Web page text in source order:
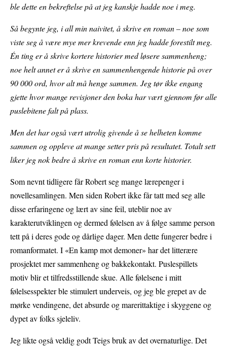
ble dette en bekreftelse på at jeg kanskje hadde noe i meg.
Så begynte jeg, i all min naivitet, å skrive en roman – noe som
viste seg å være mye mer krevende enn jeg hadde forestilt meg.
Én ting er å skrive kortere historier med løsere sammenheng;
noe helt annet er å skrive en sammenhengende historie på over
90 000 ord, hvor alt må henge sammen. Jeg tør ikke engang
gjette hvor mange revisjoner den boka har vært gjennom før alle
puslebitene falt på plass.
Men det har også vært utrolig givende å se helheten komme
sammen og oppleve at mange setter pris på resultatet. Totalt sett
liker jeg nok bedre å skrive en roman enn korte historier.
Som nevnt tidligere får Robert seg mange lærepenger i
novellesamlingen. Men siden Robert ikke får tatt med seg alle
disse erfaringene og lært av sine feil, uteblir noe av
karakterutviklingen og dermed følelsen av å følge samme person
tett på i deres gode og dårlige dager. Men dette fungerer bedre i
romanformatet. I «En kamp mot demoner» har det litterære
prosjektet mer sammenheng og bakkekontakt. Puslespillets
motiv blir et tilfredsstillende skue. Alle følelsene i mitt
følelsesspekter ble stimulert underveis, og jeg ble grepet av de
mørke vendingene, det absurde og marerittaktige i skyggene og
dypet av folks sjeleliv.
Jeg likte også veldig godt Teigs bruk av det overnaturlige. Det